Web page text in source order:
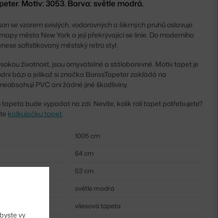
Motiv: 3053. Barva: světle modrá.
se vzorem svislých, vodorovných a šikmých pruhů oslavuje
města New York a její překrývající se linie. Do moderního
sofistikovaný městský retro styl.
životnost, jsou omyvatelné a stálobarevné. Motiv tapet je
bázi a jelikož si značka BorasTapeter zakládá na
PVC ani žádné jiné škodliviny.
tapeta bude vypadat na zdi. Nevíte, kolik rolí tapet potřebujete?
kalkulačku tapet.
1005 cm
64 cm
53 cm
světle modrá
vliesová tapeta
vy